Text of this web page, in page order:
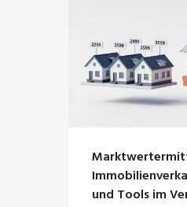
und Tools im